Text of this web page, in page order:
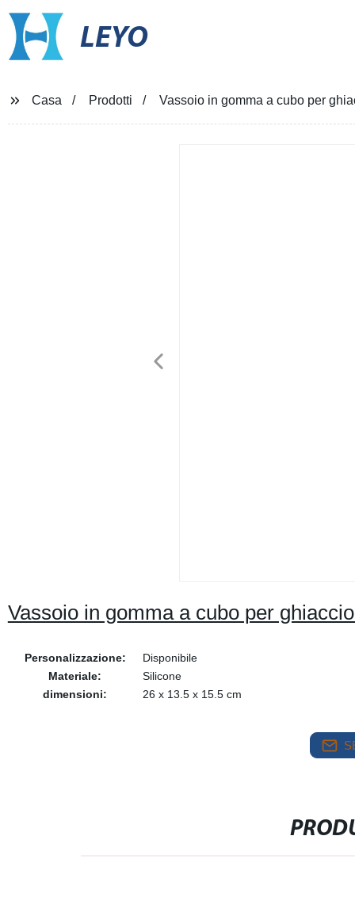
LEYO
Casa Prodotti Vassoio in gomma a cubo per
Vassoio in gomma a cubo per
Personalizzazione:
Disponibile
Materiale:
Silicone
dimensioni:
26 x 13.5 x 15.5 cm